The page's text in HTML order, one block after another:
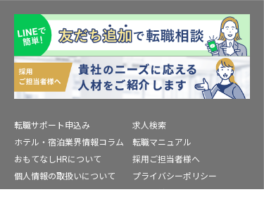
転職サポート申込み
求人検索
ホテル・宿泊業界情報コラム
転職マニュアル
おもてなしHRについて
採用ご担当者様へ
個人情報の取扱いについて
プライバシーポリシー